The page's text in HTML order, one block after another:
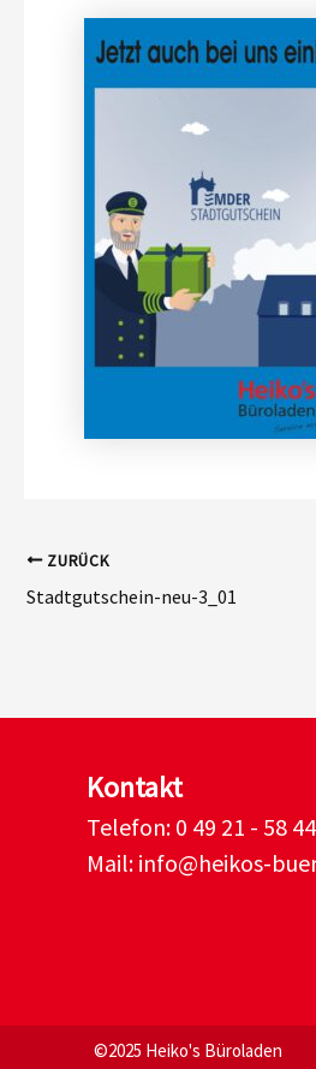
ZURÜCK
Stadtgutschein-neu-3_01
Kontakt
Telefon: 0 49 21 - 58
Mail: info@heikos-
©2025 Heiko's Büroladen